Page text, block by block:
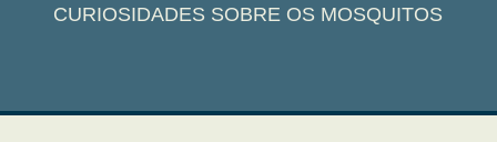
CURIOSIDADES SOBRE OS MOSQUITOS